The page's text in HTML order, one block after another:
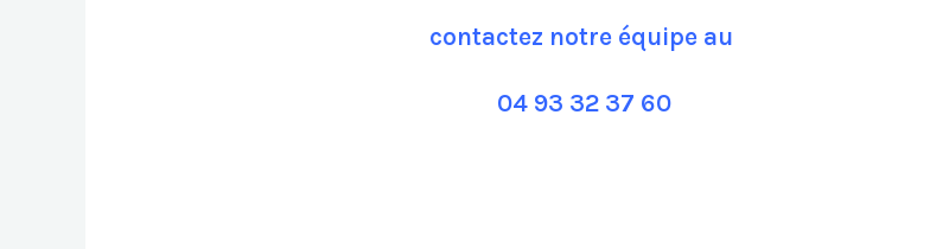
contactez notre équipe au
04 93 32 37 60